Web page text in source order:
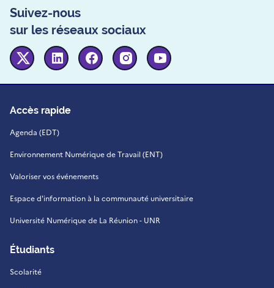
Suivez-nous
sur les réseaux sociaux
Twitter Linkedin FacebookInstagram
Accès rapide
Agenda (EDT)
Environnement Numérique de Travail (ENT)
Valoriser vos événements
Espace d'information à la communauté universitaire
Université Numérique de La Réunion - UNR
Étudiants
Scolarité